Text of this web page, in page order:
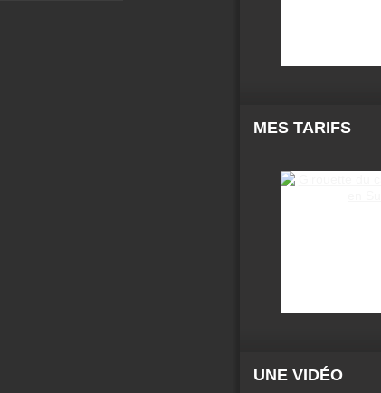
MES TARIFS
UNE VIDÉO